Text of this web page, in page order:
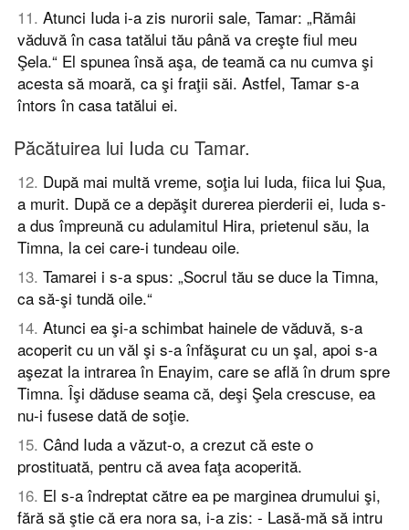
11. Atunci Iuda i-a zis nurorii sale, Tamar: „Rămâi
văduvă în casa tatălui tău până va creşte fiul meu
Şela.“ El spunea însă aşa, de teamă ca nu cumva şi
acesta să moară, ca şi fraţii săi. Astfel, Tamar s-a
întors în casa tatălui ei.
Păcătuirea lui Iuda cu Tamar.
12. După mai multă vreme, soţia lui Iuda, fiica lui Şua,
a murit. După ce a depăşit durerea pierderii ei, Iuda s-
a dus împreună cu adulamitul Hira, prietenul său, la
Timna, la cei care-i tundeau oile.
13. Tamarei i s-a spus: „Socrul tău se duce la Timna,
ca să-şi tundă oile.“
14. Atunci ea şi-a schimbat hainele de văduvă, s-a
acoperit cu un văl şi s-a înfăşurat cu un şal, apoi s-a
aşezat la intrarea în Enayim, care se află în drum spre
Timna. Îşi dăduse seama că, deşi Şela crescuse, ea
nu-i fusese dată de soţie.
15. Când Iuda a văzut-o, a crezut că este o
prostituată, pentru că avea faţa acoperită.
16. El s-a îndreptat către ea pe marginea drumului şi,
fără să ştie că era nora sa, i-a zis: - Lasă-mă să intru